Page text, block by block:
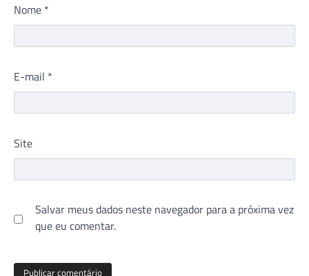
Nome *
E-mail *
Site
Salvar meus dados neste navegador para a próxima vez
que eu comentar.